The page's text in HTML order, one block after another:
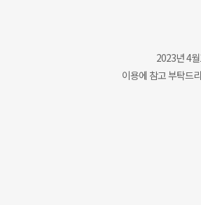
2023년 4
이용에 참고 부탁드